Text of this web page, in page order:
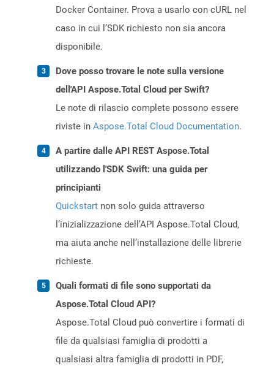
Docker Container. Prova a usarlo con cURL nel
caso in cui l’SDK richiesto non sia ancora
disponibile.
Dove posso trovare le note sulla versione
dell'API Aspose.Total Cloud per Swift?
Le note di rilascio complete possono essere
riviste in Aspose.Total Cloud Documentation.
A partire dalle API REST Aspose.Total
utilizzando l'SDK Swift: una guida per
principianti
Quickstart non solo guida attraverso
l’inizializzazione dell’API Aspose.Total Cloud,
ma aiuta anche nell’installazione delle librerie
richieste.
Quali formati di file sono supportati da
Aspose.Total Cloud API?
Aspose.Total Cloud può convertire i formati di
file da qualsiasi famiglia di prodotti a
qualsiasi altra famiglia di prodotti in PDF,